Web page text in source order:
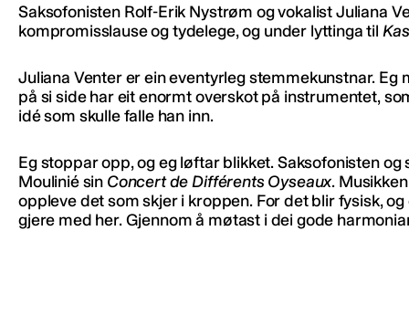
Saksofonisten Rolf-Erik Nystrøm og vokalist Juliana
kompromisslause og tydelege, og under lyttinga til
Juliana Venter er ein eventyrleg stemmekunstnar.
på si side har eit enormt overskot på instrumentet,
idé som skulle falle han inn.
Eg stoppar opp, og eg løftar blikket. Saksofonisten
Moulinié sin Concert de Différents Oyseaux.
oppleve det som skjer i kroppen. For det blir fysisk,
gjere med her. Gjennom å møtast i dei gode